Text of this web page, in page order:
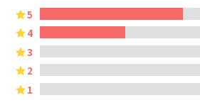
5
4
3
2
1